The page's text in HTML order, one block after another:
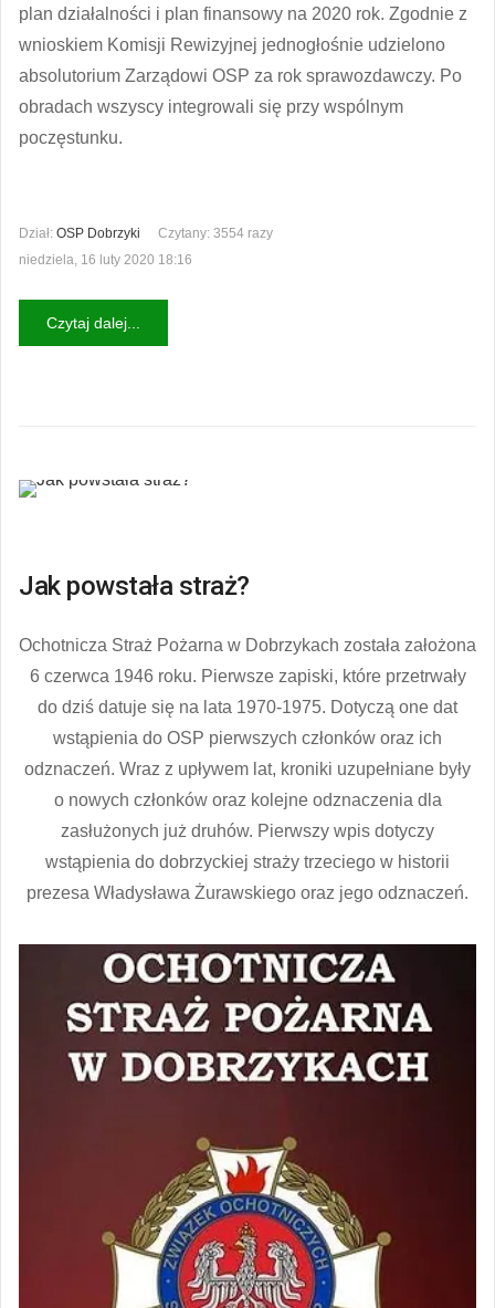
plan działalności i plan finansowy na 2020 rok. Zgodnie z
wnioskiem Komisji Rewizyjnej jednogłośnie udzielono
absolutorium Zarządowi OSP za rok sprawozdawczy. Po
obradach wszyscy integrowali się przy wspólnym
poczęstunku.
Dział: OSP Dobrzyki
Czytany: 3554 razy
niedziela, 16 luty 2020 18:16
Czytaj dalej...
Jak powstała straż?
Ochotnicza Straż Pożarna w Dobrzykach została założona
6 czerwca 1946 roku. Pierwsze zapiski, które przetrwały
do dziś datuje się na lata 1970-1975. Dotyczą one dat
wstąpienia do OSP pierwszych członków oraz ich
odznaczeń. Wraz z upływem lat, kroniki uzupełniane były
o nowych członków oraz kolejne odznaczenia dla
zasłużonych już druhów. Pierwszy wpis dotyczy
wstąpienia do dobrzyckiej straży trzeciego w historii
prezesa Władysława Żurawskiego oraz jego odznaczeń.